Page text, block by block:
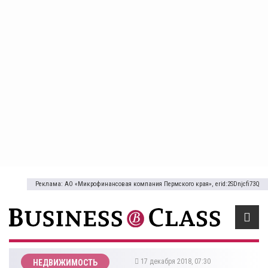
Реклама: АО «Микрофинансовая компания Пермского края», erid:2SDnjcfi73Q
НЕДВИЖИМОСТЬ 17 декабря 2018, 07:30